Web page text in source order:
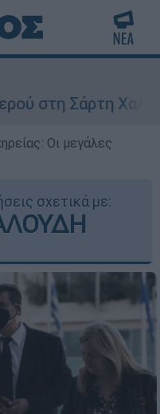
Χαλκιδικής -
Οι μεγάλες
σχετικά με: